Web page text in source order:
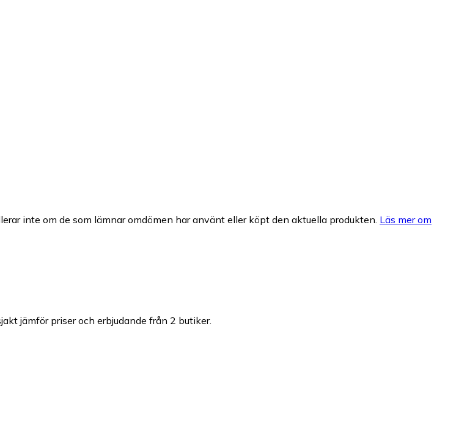
inte om de som lämnar omdömen har använt eller köpt den aktuella produkten. Läs mer om
jämför priser och erbjudande från 2 butiker.